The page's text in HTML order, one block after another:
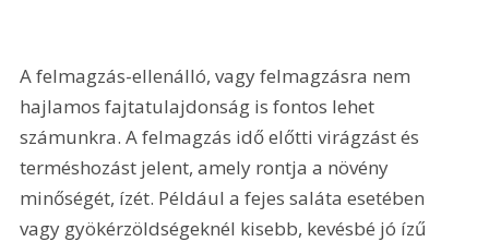
A felmagzás-ellenálló, vagy felmagzásra nem
hajlamos fajtatulajdonság is fontos lehet
számunkra. A felmagzás idő előtti virágzást és
terméshozást jelent, amely rontja a növény
minőségét, ízét. Például a fejes saláta esetében
vagy gyökérzöldségeknél kisebb, kevésbé jó ízű